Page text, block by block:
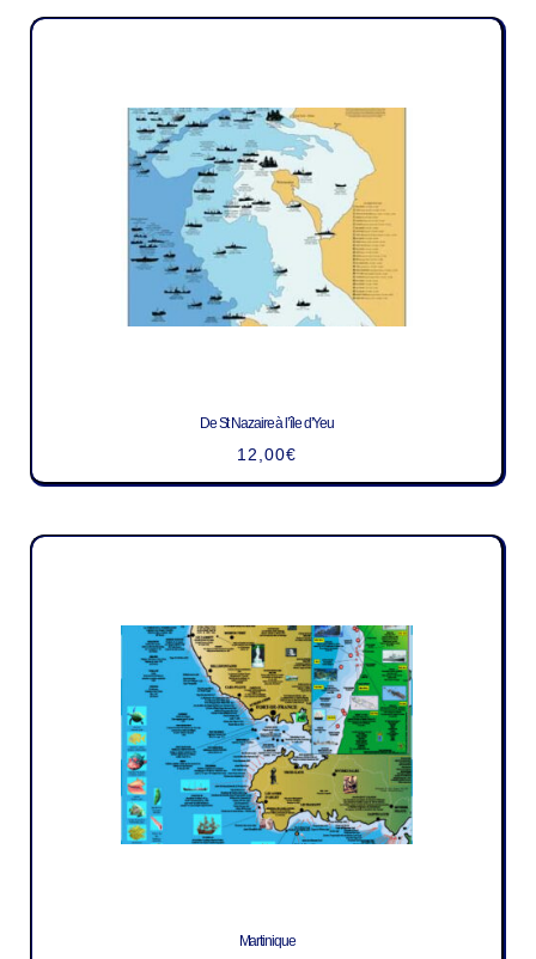
De St Nazaire à l’île d’Yeu
12,00€
Martinique